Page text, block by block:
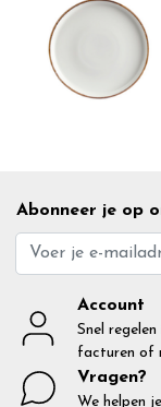
Abonneer je op
Account
Snel
facturen of
Vragen?
We helpen